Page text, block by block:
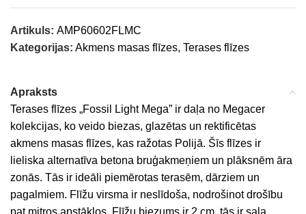
Artikuls: AMP60602FLMC
Kategorijas: Akmens masas flīzes, Terases flīzes
Apraksts
Terases flīzes „Fossil Light Mega” ir daļa no Megacer
kolekcijas, ko veido biezas, glazētas un rektificētas
akmens masas flīzes, kas ražotas Polijā. Šīs flīzes ir
lieliska alternatīva betona bruģakmeņiem un plāksnēm āra
zonās. Tās ir ideāli piemērotas terasēm, dārziem un
pagalmiem. Flīžu virsma ir neslīdoša, nodrošinot drošību
pat mitros apstākļos. Flīžu biezums ir 2 cm, tās ir sala